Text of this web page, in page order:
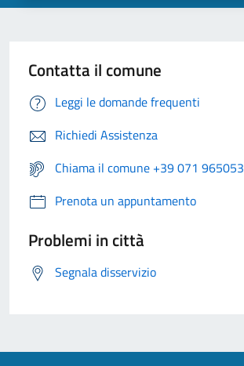
Contatta il comune
Leggi le domande frequenti
Richiedi Assistenza
Chiama il comune +39 071 965053
Prenota un appuntamento
Problemi in città
Segnala disservizio